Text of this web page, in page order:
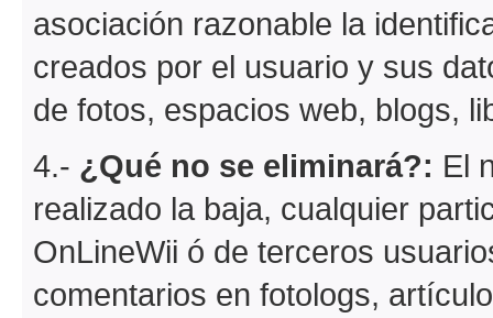
asociación razonable la
creados por el usuario y sus
de fotos, espacios web, blogs,
4.- ¿Qué no se eliminará?: El
realizado la baja, cualquier
OnLineWii ó de terceros
comentarios en fotologs,